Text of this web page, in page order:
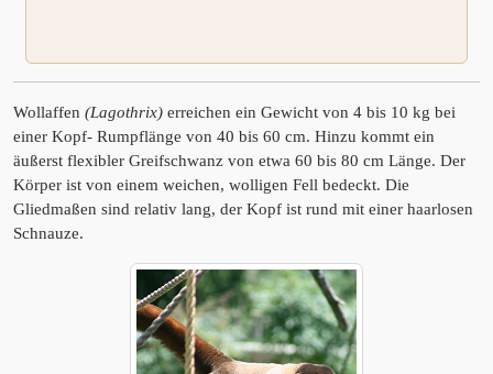
Wollaffen (Lagothrix) erreichen ein Gewicht von 4 bis 10 kg bei
einer Kopf- Rumpflänge von 40 bis 60 cm. Hinzu kommt ein
äußerst flexibler Greifschwanz von etwa 60 bis 80 cm Länge. Der
Körper ist von einem weichen, wolligen Fell bedeckt. Die
Gliedmaßen sind relativ lang, der Kopf ist rund mit einer haarlosen
Schnauze.